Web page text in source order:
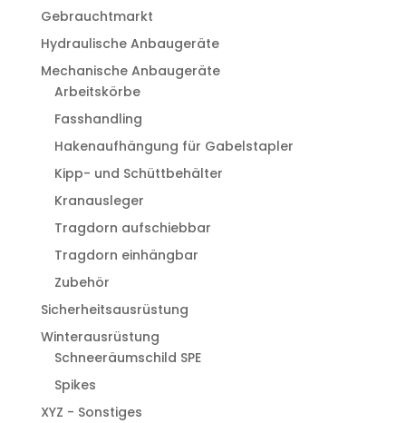
Gebrauchtmarkt
Hydraulische Anbaugeräte
Mechanische Anbaugeräte
Arbeitskörbe
Fasshandling
Hakenaufhängung für Gabelstapler
Kipp- und Schüttbehälter
Kranausleger
Tragdorn aufschiebbar
Tragdorn einhängbar
Zubehör
Sicherheitsausrüstung
Winterausrüstung
Schneeräumschild SPE
Spikes
XYZ - Sonstiges